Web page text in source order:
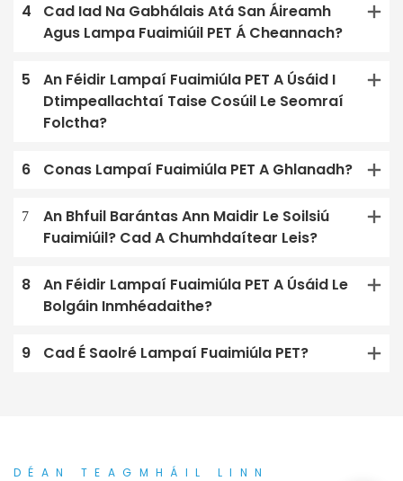
4
Cad Iad Na Gabhálais Atá San Áireamh
Agus Lampa Fuaimiúil PET Á Cheannach?
5
An Féidir Lampaí Fuaimiúla PET A Úsáid I
Dtimpeallachtaí Taise Cosúil Le Seomraí
Folctha?
6 Conas Lampaí Fuaimiúla PET A Ghlanadh?
7
An Bhfuil Barántas Ann Maidir Le Soilsiú
Fuaimiúil? Cad A Chumhdaítear Leis?
8
An Féidir Lampaí Fuaimiúla PET A Úsáid Le
Bolgáin Inmhéadaithe?
9 Cad É Saolré Lampaí Fuaimiúla PET?
DÉAN TEAGMHÁIL LINN